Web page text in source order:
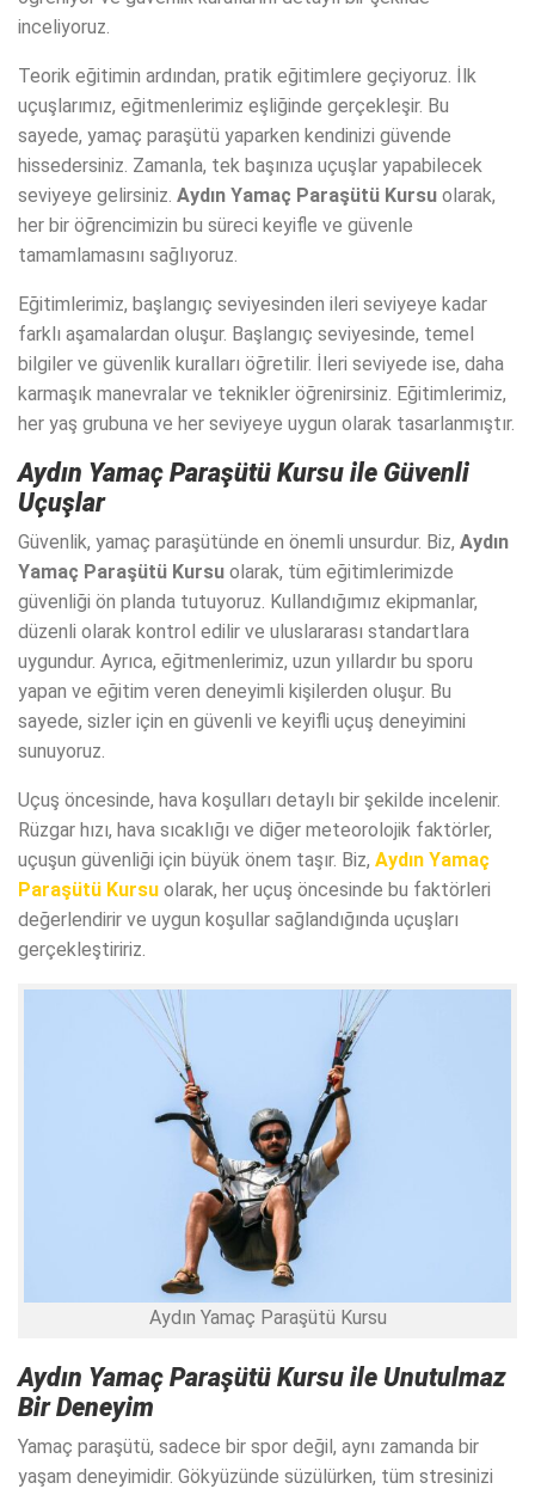
inceliyoruz.
Teorik eğitimin ardından, pratik eğitimlere geçiyoruz. İlk
uçuşlarımız, eğitmenlerimiz eşliğinde gerçekleşir. Bu
sayede, yamaç paraşütü yaparken kendinizi güvende
hissedersiniz. Zamanla, tek başınıza uçuşlar yapabilecek
seviyeye gelirsiniz. Aydın Yamaç Paraşütü Kursu olarak,
her bir öğrencimizin bu süreci keyifle ve güvenle
tamamlamasını sağlıyoruz.
Eğitimlerimiz, başlangıç seviyesinden ileri seviyeye kadar
farklı aşamalardan oluşur. Başlangıç seviyesinde, temel
bilgiler ve güvenlik kuralları öğretilir. İleri seviyede ise, daha
karmaşık manevralar ve teknikler öğrenirsiniz. Eğitimlerimiz,
her yaş grubuna ve her seviyeye uygun olarak tasarlanmıştır.
Aydın Yamaç Paraşütü Kursu ile Güvenli
Uçuşlar
Güvenlik, yamaç paraşütünde en önemli unsurdur. Biz, Aydın
Yamaç Paraşütü Kursu olarak, tüm eğitimlerimizde
güvenliği ön planda tutuyoruz. Kullandığımız ekipmanlar,
düzenli olarak kontrol edilir ve uluslararası standartlara
uygundur. Ayrıca, eğitmenlerimiz, uzun yıllardır bu sporu
yapan ve eğitim veren deneyimli kişilerden oluşur. Bu
sayede, sizler için en güvenli ve keyifli uçuş deneyimini
sunuyoruz.
Uçuş öncesinde, hava koşulları detaylı bir şekilde incelenir.
Rüzgar hızı, hava sıcaklığı ve diğer meteorolojik faktörler,
uçuşun güvenliği için büyük önem taşır. Biz, Aydın Yamaç
Paraşütü Kursu olarak, her uçuş öncesinde bu faktörleri
değerlendirir ve uygun koşullar sağlandığında uçuşları
gerçekleştiririz.
Aydın Yamaç Paraşütü Kursu
Aydın Yamaç Paraşütü Kursu ile Unutulmaz
Bir Deneyim
Yamaç paraşütü, sadece bir spor değil, aynı zamanda bir
yaşam deneyimidir. Gökyüzünde süzülürken, tüm stresinizi